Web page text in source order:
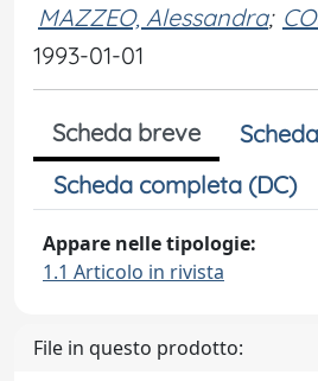
MAZZEO, Alessandra;
1993-01-01
Scheda breve
Scheda completa (DC)
Appare nelle tipologie:
1.1 Articolo in rivista
File in questo prodotto: